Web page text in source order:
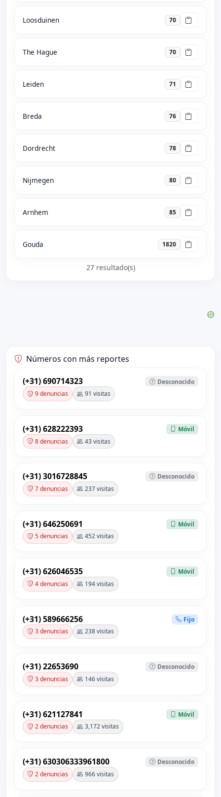
Loosduinen 70
The Hague 70
Leiden 71
Breda 76
Dordrecht 78
Nijmegen 80
Arnhem 85
Gouda 1820
27 resultado(s)
Números con más reportes
(+31) 690714323
Desconocido
9 denuncias
91 visitas
(+31) 628222393
Móvil
8 denuncias
43 visitas
(+31) 3016728845
Desconocido
7 denuncias
237 visitas
(+31) 646250691
Móvil
5 denuncias
452 visitas
(+31) 626046535
Móvil
4 denuncias
194 visitas
(+31) 589666256
Fijo
3 denuncias
238 visitas
(+31) 22653690
Desconocido
3 denuncias
146 visitas
(+31) 621127841
Móvil
2 denuncias
3,172 visitas
(+31) 630306333961800
Desconocido
2 denuncias
966 visitas